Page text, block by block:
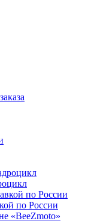
по России